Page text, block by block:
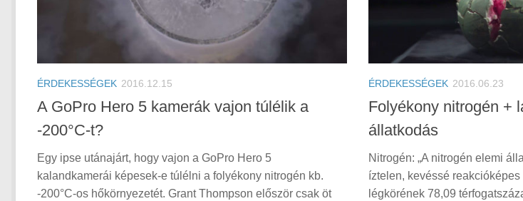
ÉRDEKESSÉGEK 2016.12.15
A GoPro Hero 5 kamerák vajon túlélik a
-200°C-t?
Egy ipse utánajárt, hogy vajon a GoPro Hero 5
kalandkamerái képesek-e túlélni a folyékony nitrogén kb.
-200°C-os hőkörnyezetét. Grant Thompson először csak öt
ÉRDEKESSÉGEK 2016.06.23
Folyékony nitrogén +
állatkodás
Nitrogén: „A nitrogén elemi
íztelen, kevéssé reakcióképes
légkörének 78,09